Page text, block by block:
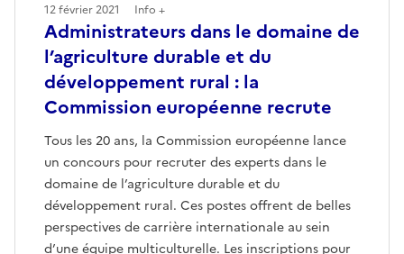
Administrateurs dans le domaine de
l’agriculture durable et du
développement rural : la
Commission européenne recrute
Tous les 20 ans, la Commission européenne lance
un concours pour recruter des experts dans le
domaine de l’agriculture durable et du
développement rural. Ces postes offrent de belles
perspectives de carrière internationale au sein
d’une équipe multiculturelle. Les inscriptions pour
12 février 2021 Info +